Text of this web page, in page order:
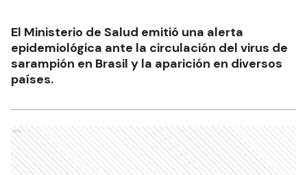
El Ministerio de Salud emitió una alerta
epidemiológica ante la circulación del virus de
sarampión en Brasil y la aparición en diversos
países.
Ads